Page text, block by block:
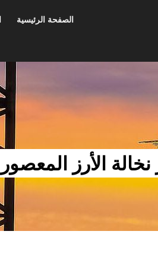
الصفحة الرئيسية
الأرز المعصور